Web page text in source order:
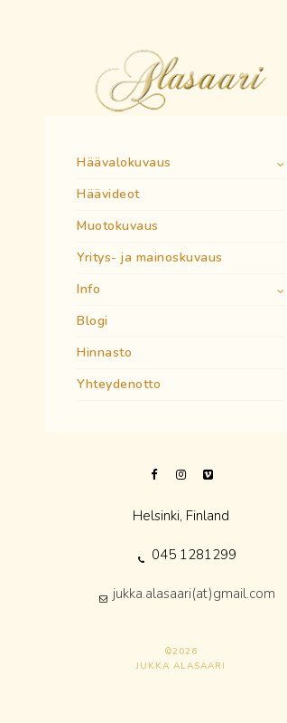
Häävalokuvaus
Häävideot
Muotokuvaus
Yritys- ja mainoskuvaus
Info
Blogi
Hinnasto
Yhteydenotto
Helsinki, Finland
045 1281299
jukka.alasaari(at)gmail.com
©2026
JUKKA ALASAARI